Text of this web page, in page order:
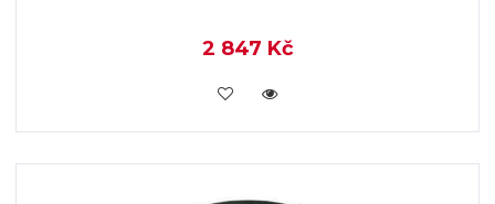
2 847 Kč
KOUPIT